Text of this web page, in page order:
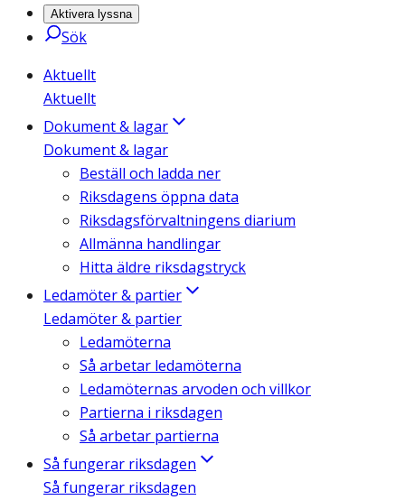
Aktivera lyssna
Sök
Aktuellt
Aktuellt
Dokument & lagar
Dokument & lagar
Beställ och ladda ner
Riksdagens öppna data
Riksdagsförvaltningens diarium
Allmänna handlingar
Hitta äldre riksdagstryck
Ledamöter & partier
Ledamöter & partier
Ledamöterna
Så arbetar ledamöterna
Ledamöternas arvoden och villkor
Partierna i riksdagen
Så arbetar partierna
Så fungerar riksdagen
Så fungerar riksdagen